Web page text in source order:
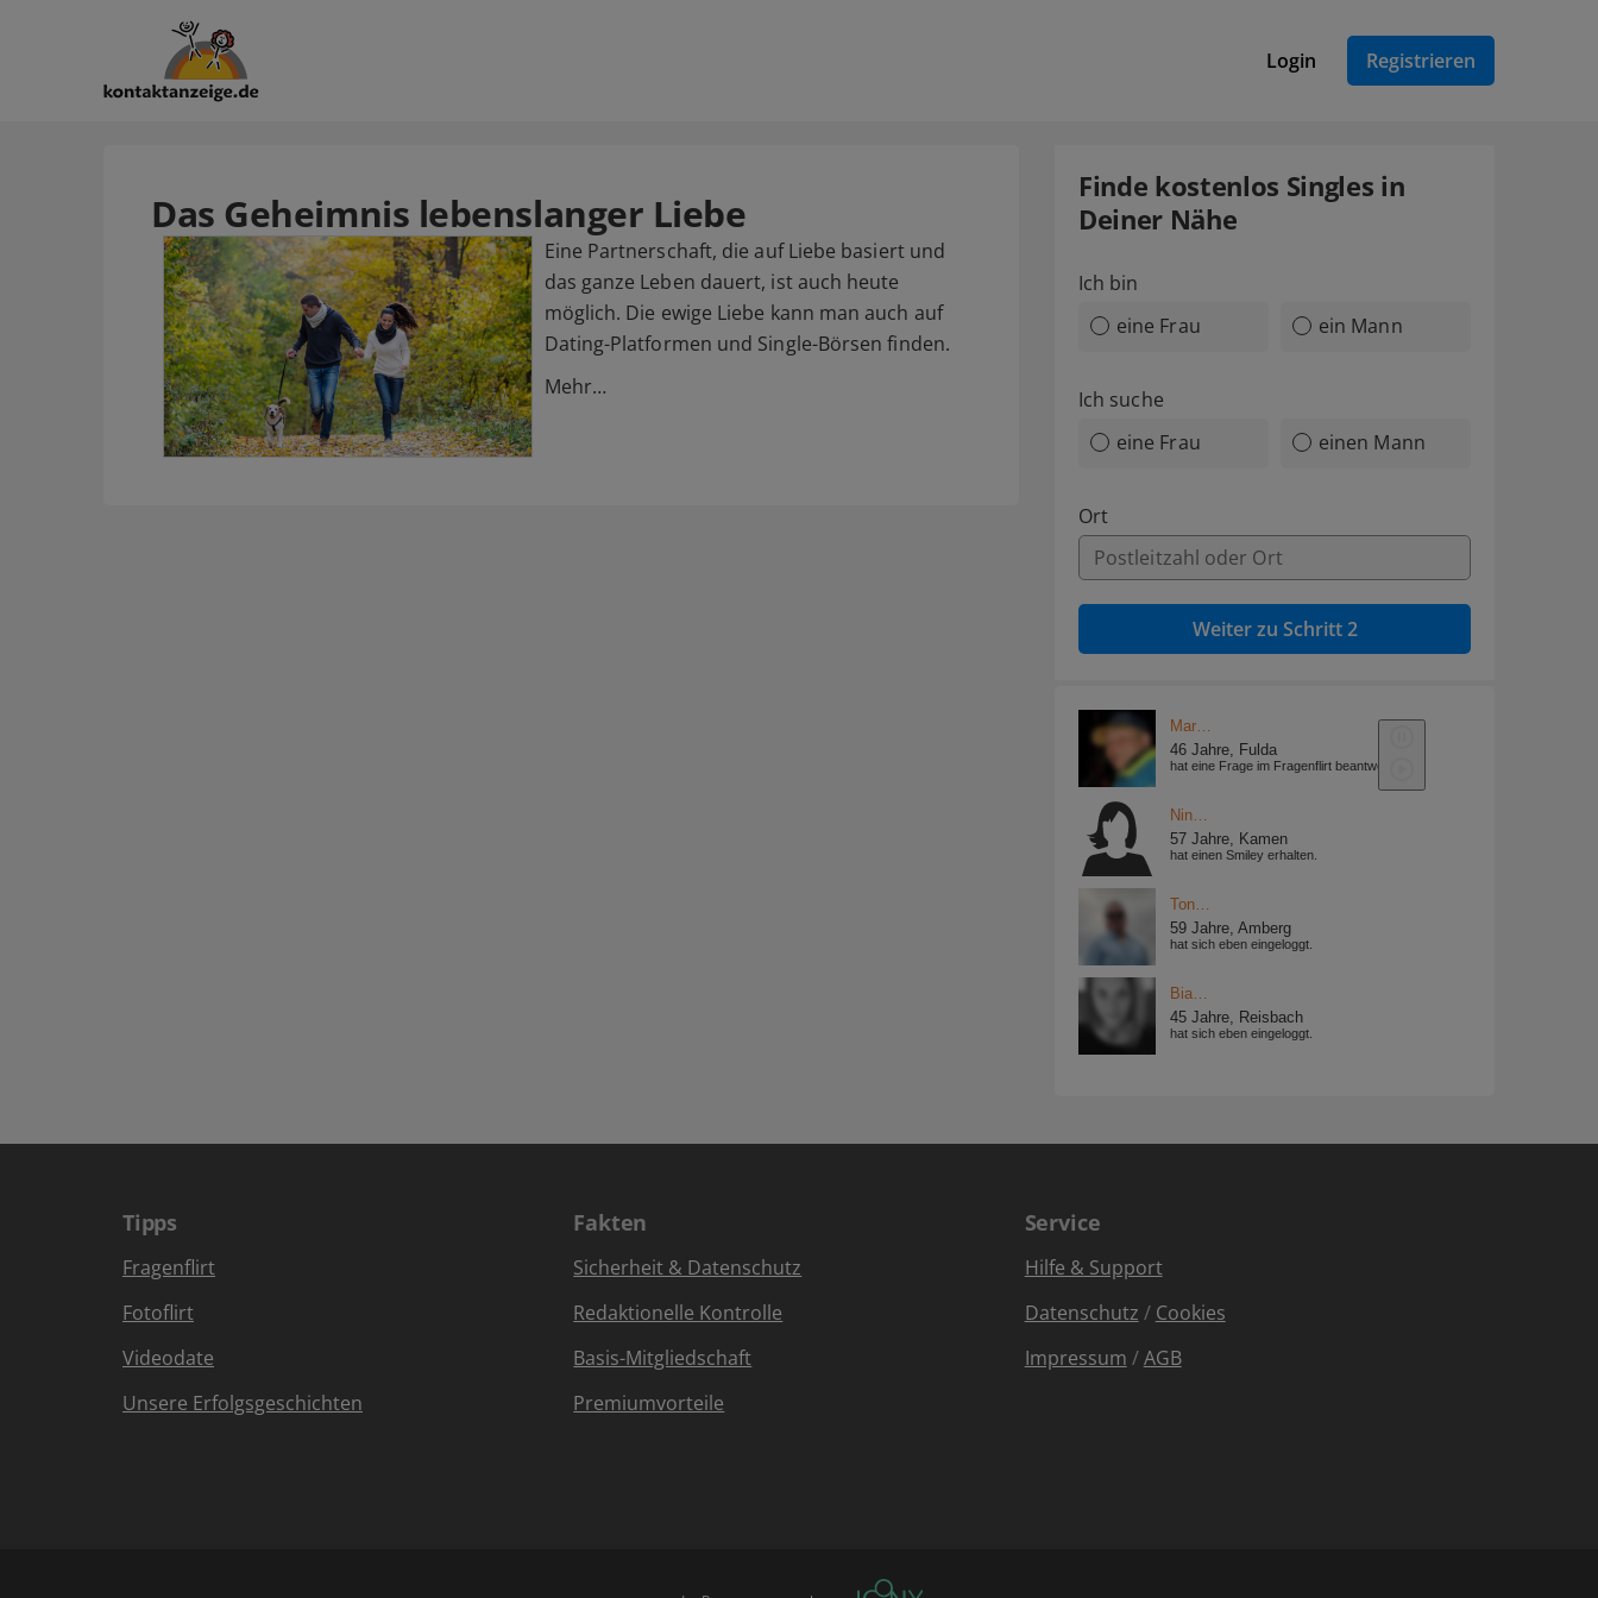
Login Registrieren
Das Geheimnis lebenslanger Liebe
Eine Partnerschaft, die auf Liebe basiert und
das ganze Leben dauert, ist auch heute
möglich. Die ewige Liebe kann man auch auf
Dating-Platformen und Single-Börsen finden.
Mehr…
Tipps
Fragenflirt
Fotoflirt
Videodate
Unsere Erfolgsgeschichten
Fakten
Sicherheit & Datenschutz
Redaktionelle Kontrolle
Basis-Mitgliedschaft
Premiumvorteile
Service
Hilfe & Support
Datenschutz / Cookies
Impressum /AGB